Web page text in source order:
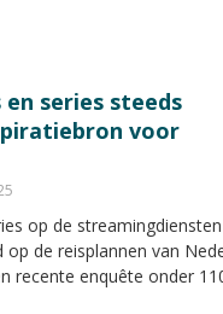
en series steeds
voor
op de
op de reisplannen van
recente enquête onder